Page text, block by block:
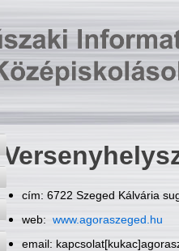
cím: 6722 Szeged Kálvária
web: www.agoraszeged.hu
email: